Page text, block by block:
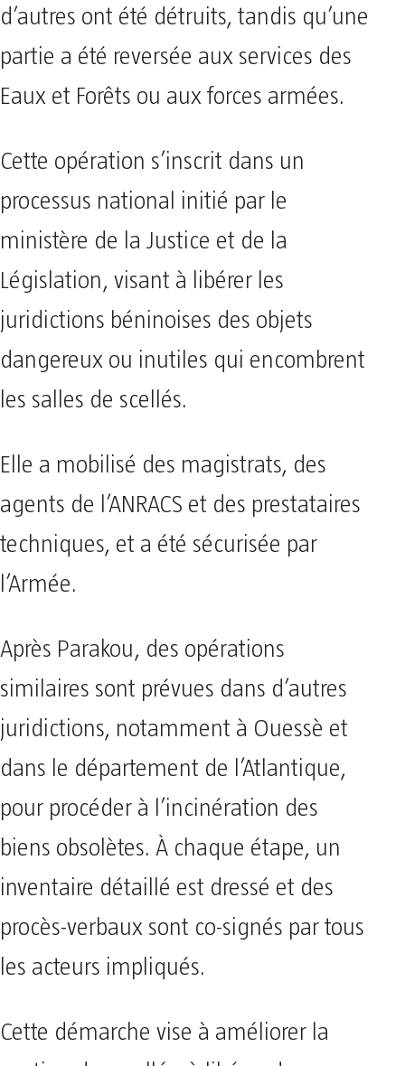
d’autres ont été détruits, tandis qu’une
partie a été reversée aux services des
Eaux et Forêts ou aux forces armées.
Cette opération s’inscrit dans un
processus national initié par le
ministère de la Justice et de la
Législation, visant à libérer les
juridictions béninoises des objets
dangereux ou inutiles qui encombrent
les salles de scellés.
Elle a mobilisé des magistrats, des
agents de l’ANRACS et des prestataires
techniques, et a été sécurisée par
l’Armée.
Après Parakou, des opérations
similaires sont prévues dans d’autres
juridictions, notamment à Ouessè et
dans le département de l’Atlantique,
pour procéder à l’incinération des
biens obsolètes. À chaque étape, un
inventaire détaillé est dressé et des
procès-verbaux sont co-signés par tous
les acteurs impliqués.
Cette démarche vise à améliorer la